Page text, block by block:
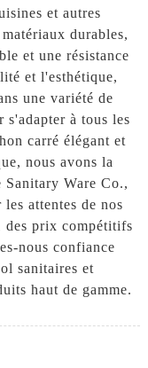
et autres
durables,
et une résistance
et l'esthétique,
une variété de
à tous les
carré élégant et
nous avons la
Ware Co.,
attentes de nos
des prix compétitifs
nous confiance
sanitaires et
haut de gamme.